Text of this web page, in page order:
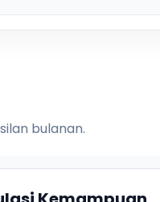
bulanan.